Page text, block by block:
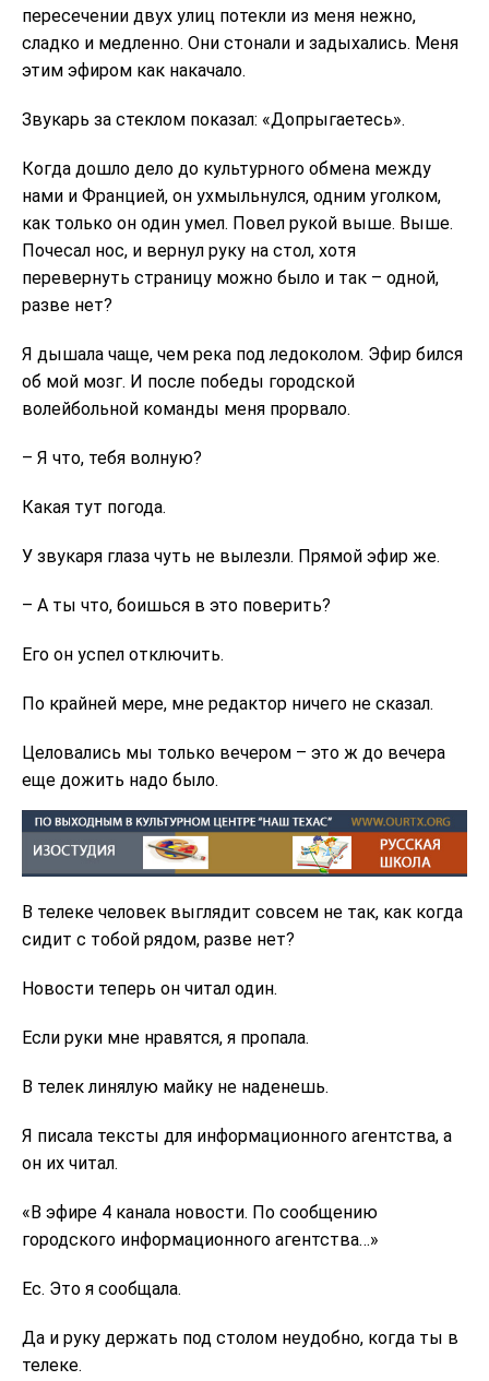
пересечении двух улиц потекли из меня нежно,
сладко и медленно. Они стонали и задыхались. Меня
этим эфиром как накачало.
Звукарь за стеклом показал: «Допрыгаетесь».
Когда дошло дело до культурного обмена между
нами и Францией, он ухмыльнулся, одним уголком,
как только он один умел. Повел рукой выше. Выше.
Почесал нос, и вернул руку на стол, хотя
перевернуть страницу можно было и так – одной,
разве нет?
Я дышала чаще, чем река под ледоколом. Эфир бился
об мой мозг. И после победы городской
волейбольной команды меня прорвало.
– Я что, тебя волную?
Какая тут погода.
У звукаря глаза чуть не вылезли. Прямой эфир же.
– А ты что, боишься в это поверить?
Его он успел отключить.
По крайней мере, мне редактор ничего не сказал.
Целовались мы только вечером – это ж до вечера
еще дожить надо было.
В телеке человек выглядит совсем не так, как когда
сидит с тобой рядом, разве нет?
Новости теперь он читал один.
Если руки мне нравятся, я пропала.
В телек линялую майку не наденешь.
Я писала тексты для информационного агентства, а
он их читал.
«В эфире 4 канала новости. По сообщению
городского информационного агентства…»
Ес. Это я сообщала.
Да и руку держать под столом неудобно, когда ты в
телеке.